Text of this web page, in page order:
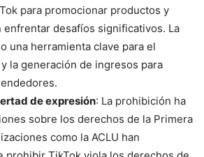
para promocionar productos y
enfrentar desafíos significativos. La
una herramienta clave para el
la generación de ingresos para
de expresión: La prohibición ha
sobre los derechos de la Primera
como la ACLU han